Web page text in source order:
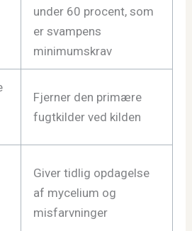
under 60 procent, som
er svampens
minimumskrav
Fjerner den primære
fugtkilder ved kilden
Giver tidlig opdagelse
af mycelium og
misfarvninger